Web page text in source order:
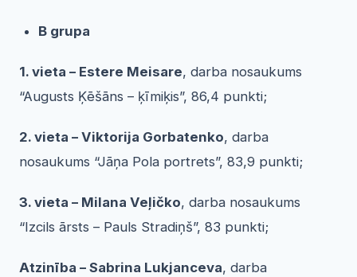
B grupa
1. vieta – Estere Meisare, darba nosaukums
“Augusts Ķēšāns – ķīmiķis”, 86,4 punkti;
2. vieta – Viktorija Gorbatenko, darba
nosaukums “Jāņa Pola portrets”, 83,9 punkti;
3. vieta – Milana Veļičko, darba nosaukums
“Izcils ārsts – Pauls Stradiņš”, 83 punkti;
Atzinība – Sabrina Lukjanceva, darba